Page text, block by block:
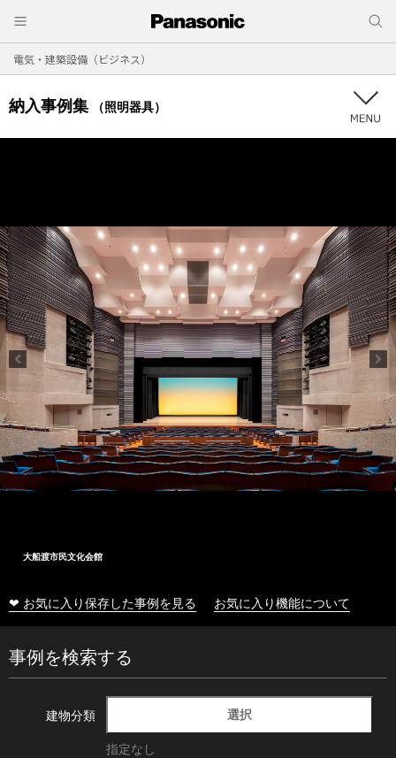
電気・建築設備（ビジネス）
納入事例集 （照明器具）
大船渡市民文化会館
❤ お気に入り保存した事例を見る お気に入り機能について
事例を検索する
建物分類 選択
指定なし